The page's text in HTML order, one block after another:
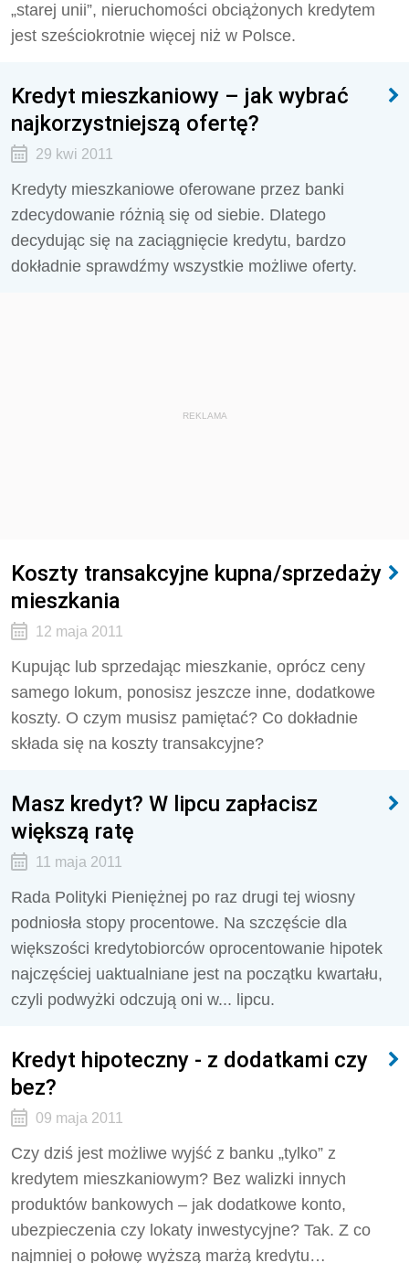
„starej unii”, nieruchomości obciążonych kredytem
jest sześciokrotnie więcej niż w Polsce.
Kredyt mieszkaniowy – jak wybrać
najkorzystniejszą ofertę?
29 kwi 2011
Kredyty mieszkaniowe oferowane przez banki
zdecydowanie różnią się od siebie. Dlatego
decydując się na zaciągnięcie kredytu, bardzo
dokładnie sprawdźmy wszystkie możliwe oferty.
REKLAMA
Koszty transakcyjne kupna/sprzedaży
mieszkania
12 maja 2011
Kupując lub sprzedając mieszkanie, oprócz ceny
samego lokum, ponosisz jeszcze inne, dodatkowe
koszty. O czym musisz pamiętać? Co dokładnie
składa się na koszty transakcyjne?
Masz kredyt? W lipcu zapłacisz
większą ratę
11 maja 2011
Rada Polityki Pieniężnej po raz drugi tej wiosny
podniosła stopy procentowe. Na szczęście dla
większości kredytobiorców oprocentowanie hipotek
najczęściej uaktualniane jest na początku kwartału,
czyli podwyżki odczują oni w... lipcu.
Kredyt hipoteczny - z dodatkami czy
bez?
09 maja 2011
Czy dziś jest możliwe wyjść z banku „tylko” z
kredytem mieszkaniowym? Bez walizki innych
produktów bankowych – jak dodatkowe konto,
ubezpieczenia czy lokaty inwestycyjne? Tak. Z co
najmniej o połowę wyższą marżą kredytu…